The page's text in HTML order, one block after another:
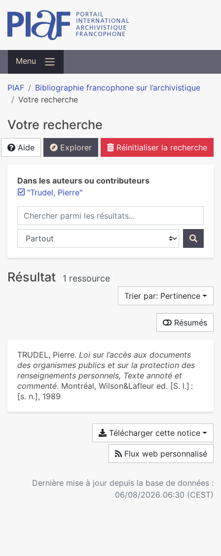
Menu
PIAF
Bibliographie francophone sur l’archivistique
Votre recherche
Votre recherche
Aide Explorer Réinitialiser la recherche
Dans les auteurs ou contributeurs
"Trudel, Pierre"
Chercher parmi les résultats...
Chercher dans...
Résultat 1 ressource
Trier par: Pertinence
Résumés
TRUDEL, Pierre. Loi sur l’accès aux documents
des organismes publics et sur la protection des
renseignements personnels, Texte annoté et
commenté. Montréal, Wilson&Lafleur ed. [S. l.] :
[s. n.], 1989
Télécharger cette notice
Flux web personnalisé
Dernière mise à jour depuis la base de données :
06/08/2026 06:30 (CEST)